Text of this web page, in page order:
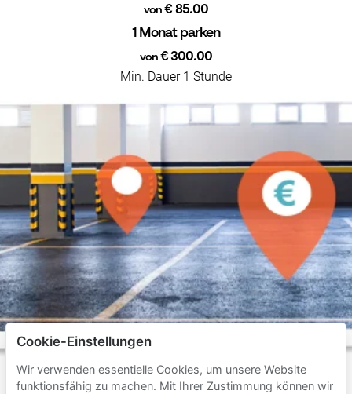
von € 85.00
1 Monat parken
von€ 300.00
Min. Dauer 1 Stunde
Cookie-Einstellungen
Wir verwenden essentielle Cookies, um unsere Website
funktionsfähig zu machen. Mit Ihrer Zustimmung können wir